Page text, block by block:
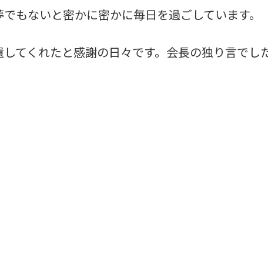
もないと密かに密かに毎日を過ごしています。
くれたと感謝の日々です。会長の独り言でした